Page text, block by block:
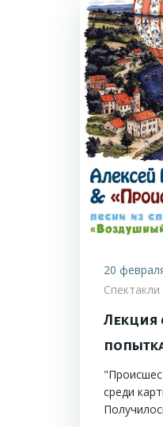
20
Лекция
среди